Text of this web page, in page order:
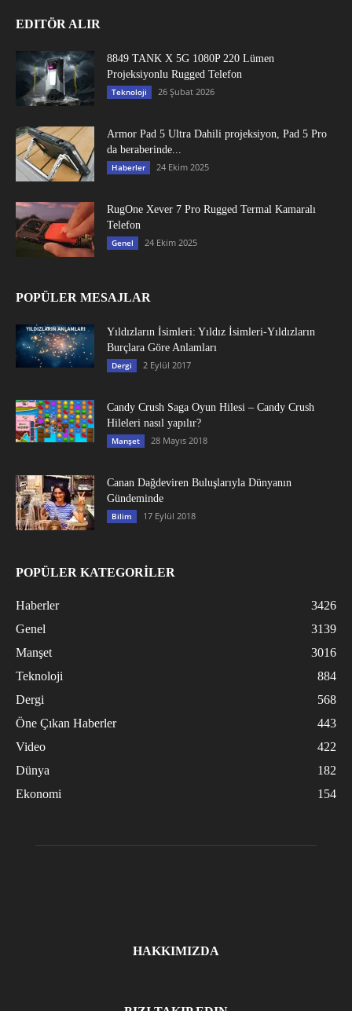
EDITÖR ALIR
8849 TANK X 5G 1080P 220 Lümen
Projeksiyonlu Rugged Telefon
Teknoloji 26 Şubat 2026
Armor Pad 5 Ultra Dahili projeksiyon, Pad 5 Pro
da beraberinde...
Haberler 24 Ekim 2025
RugOne Xever 7 Pro Rugged Termal Kamaralı
Telefon
Genel 24 Ekim 2025
POPÜLER MESAJLAR
Yıldızların İsimleri: Yıldız İsimleri-Yıldızların
Burçlara Göre Anlamları
Dergi 2 Eylül 2017
Candy Crush Saga Oyun Hilesi – Candy Crush
Hileleri nasıl yapılır?
Manşet 28 Mayıs 2018
Canan Dağdeviren Buluşlarıyla Dünyanın
Gündeminde
Bilim 17 Eylül 2018
POPÜLER KATEGORİLER
Haberler
3426
Genel
3139
Manşet
3016
Teknoloji
884
Dergi
568
Öne Çıkan Haberler
443
Video
422
Dünya
182
Ekonomi
154
HAKKIMIZDA